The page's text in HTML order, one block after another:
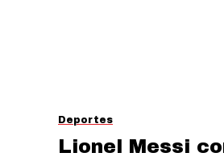
Deportes
Lionel Messi